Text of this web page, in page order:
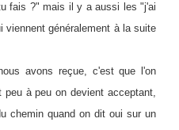
fais ?" mais il y a aussi les "j'ai
viennent généralement à la suite
avons reçue, c'est que l'on
à peu on devient acceptant,
chemin quand on dit oui sur un